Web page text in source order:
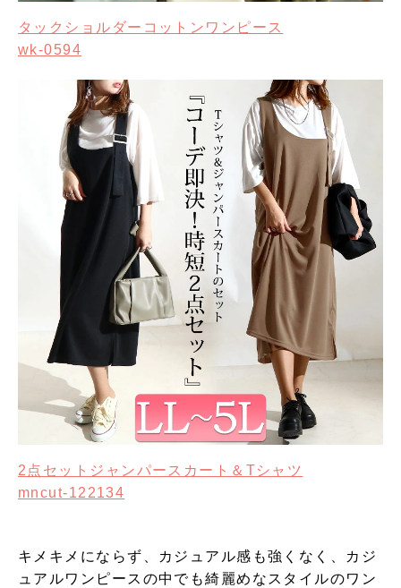
タックショルダーコットンワンピース
wk-0594
2点セットジャンパースカート＆Tシャツ
mncut-122134
キメキメにならず、カジュアル感も強くなく、カジ
ュアルワンピースの中でも綺麗めなスタイルのワン